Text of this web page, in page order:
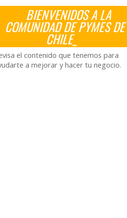
BIENVENIDOS A LA
COMUNIDAD DE PYMES DE
CHILE_
el contenido que tenemos para
a mejorar y hacer tu negocio.